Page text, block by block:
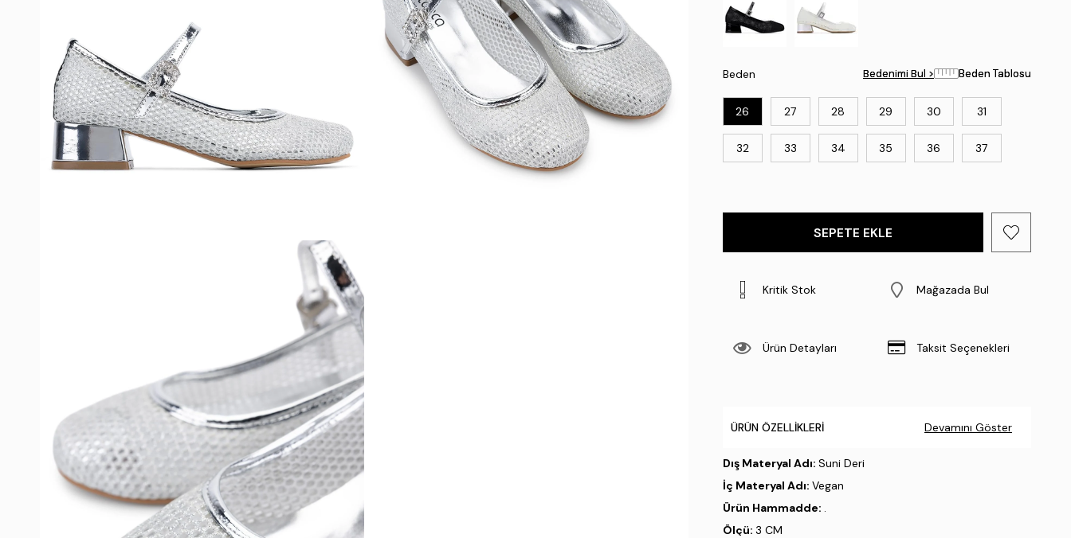
Beden
26 27 28 29 30 31
32 33 34 35 36 37
Bedenimi Bul > Beden Tablosu
Bedenimi Bul > Beden Tablosu
Kritik Stok Mağazada Bul
Ürün Detayları Taksit Seçenekleri
ÜRÜN ÖZELLIKLERI Devamını Göster
Dış Materyal Adı: Suni Deri
İç Materyal Adı: Vegan
Ürün Hammadde: .
Ölçü: 3 CM